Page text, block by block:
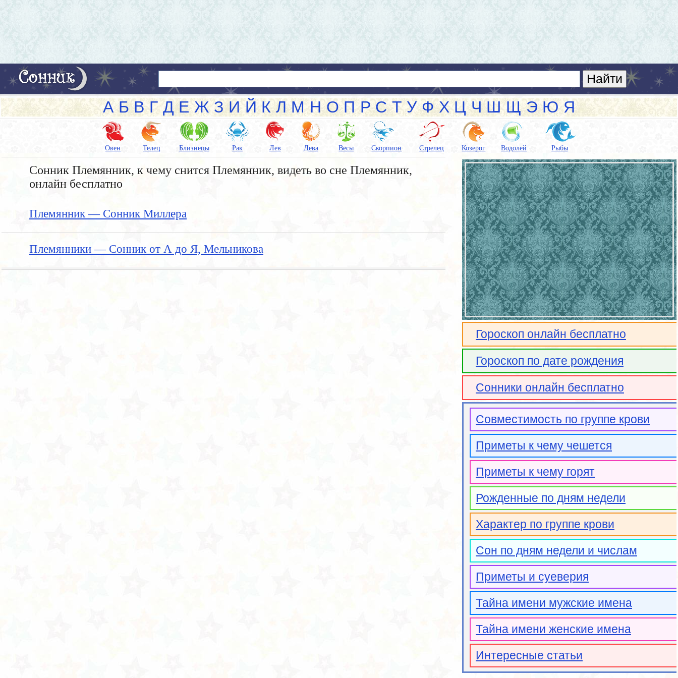
А Б В Г Д Е Ж З И Й К Л М Н О П Р С Т У Ф Х Ц Ч Ш Щ Э Ю Я
Овен Телец Близнецы Рак Лев Дева Весы Скорпион Стрелец Козерог Водолей Рыбы
Сонник Племянник, к чему снится Племянник, видеть во сне Племянник,
онлайн бесплатно
Племянник — Сонник Миллера
Племянники — Сонник от А до Я, Мельникова
Гороскоп онлайн бесплатно
Гороскоп по дате рождения
Сонники онлайн бесплатно
Совместимость по группе крови
Приметы к чему чешется
Приметы к чему горят
Рожденные по дням недели
Характер по группе крови
Сон по дням недели и числам
Приметы и суеверия
Тайна имени мужские имена
Тайна имени женские имена
Интересные статьи